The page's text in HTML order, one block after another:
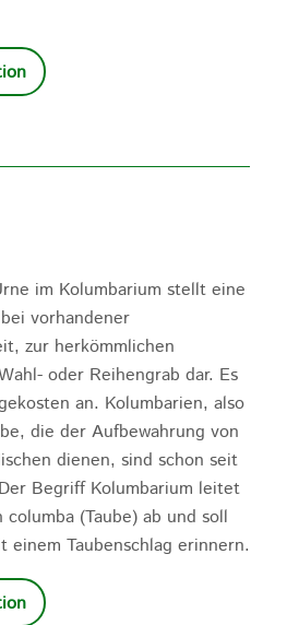
im Kolumbarium stellt eine
vorhandener
zur herkömmlichen
oder Reihengrab dar. Es
an. Kolumbarien, also
die der Aufbewahrung von
dienen, sind schon seit
Begriff Kolumbarium leitet
(Taube) ab und soll
Taubenschlag erinnern.